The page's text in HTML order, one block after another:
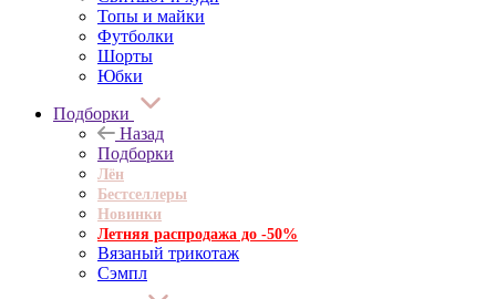
Топы и майки
Футболки
Шорты
Юбки
Подборки
Назад
Подборки
Лён
Бестселлеры
Новинки
Летняя распродажа до -50%
Вязаный трикотаж
Сэмпл